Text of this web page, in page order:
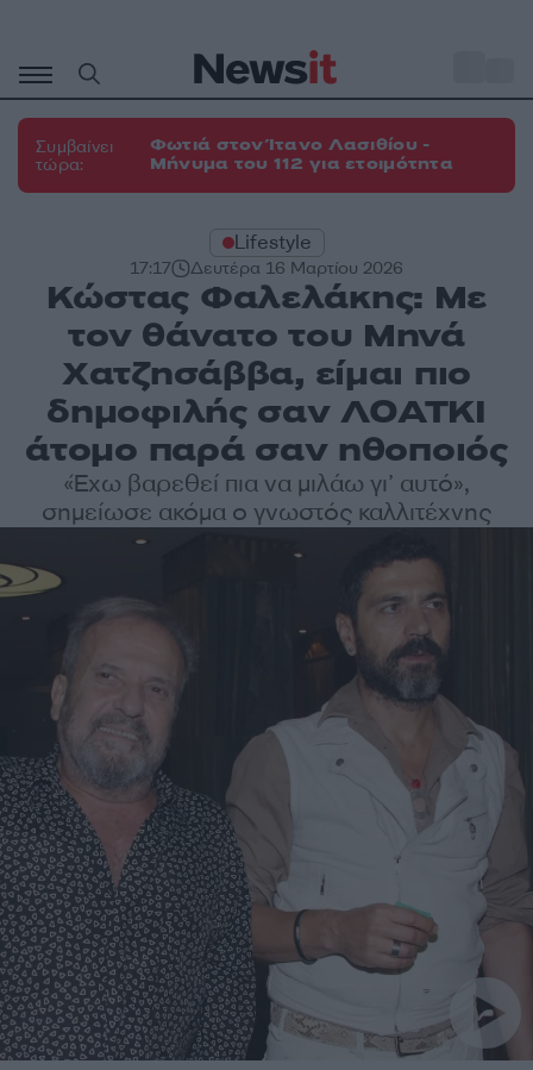
περιεχόμενο
Συμβαίνει
τώρα:
Φωτιά στον Ίτανο Λασιθίου -
Μήνυμα του 112 για ετοιμότητα
Lifestyle
17:17 Δευτέρα 16 Μαρτίου 2026
Κώστας Φαλελάκης: Με
τον θάνατο του Μηνά
Χατζησάββα, είμαι πιο
δημοφιλής σαν ΛΟΑΤΚΙ
άτομο παρά σαν ηθοποιός
«Έχω βαρεθεί πια να μιλάω γι’ αυτό»,
σημείωσε ακόμα ο γνωστός καλλιτέχνης